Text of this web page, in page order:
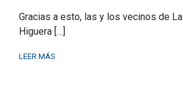
Gracias a esto, las y los vecinos de La
Higuera […]
LEER MÁS